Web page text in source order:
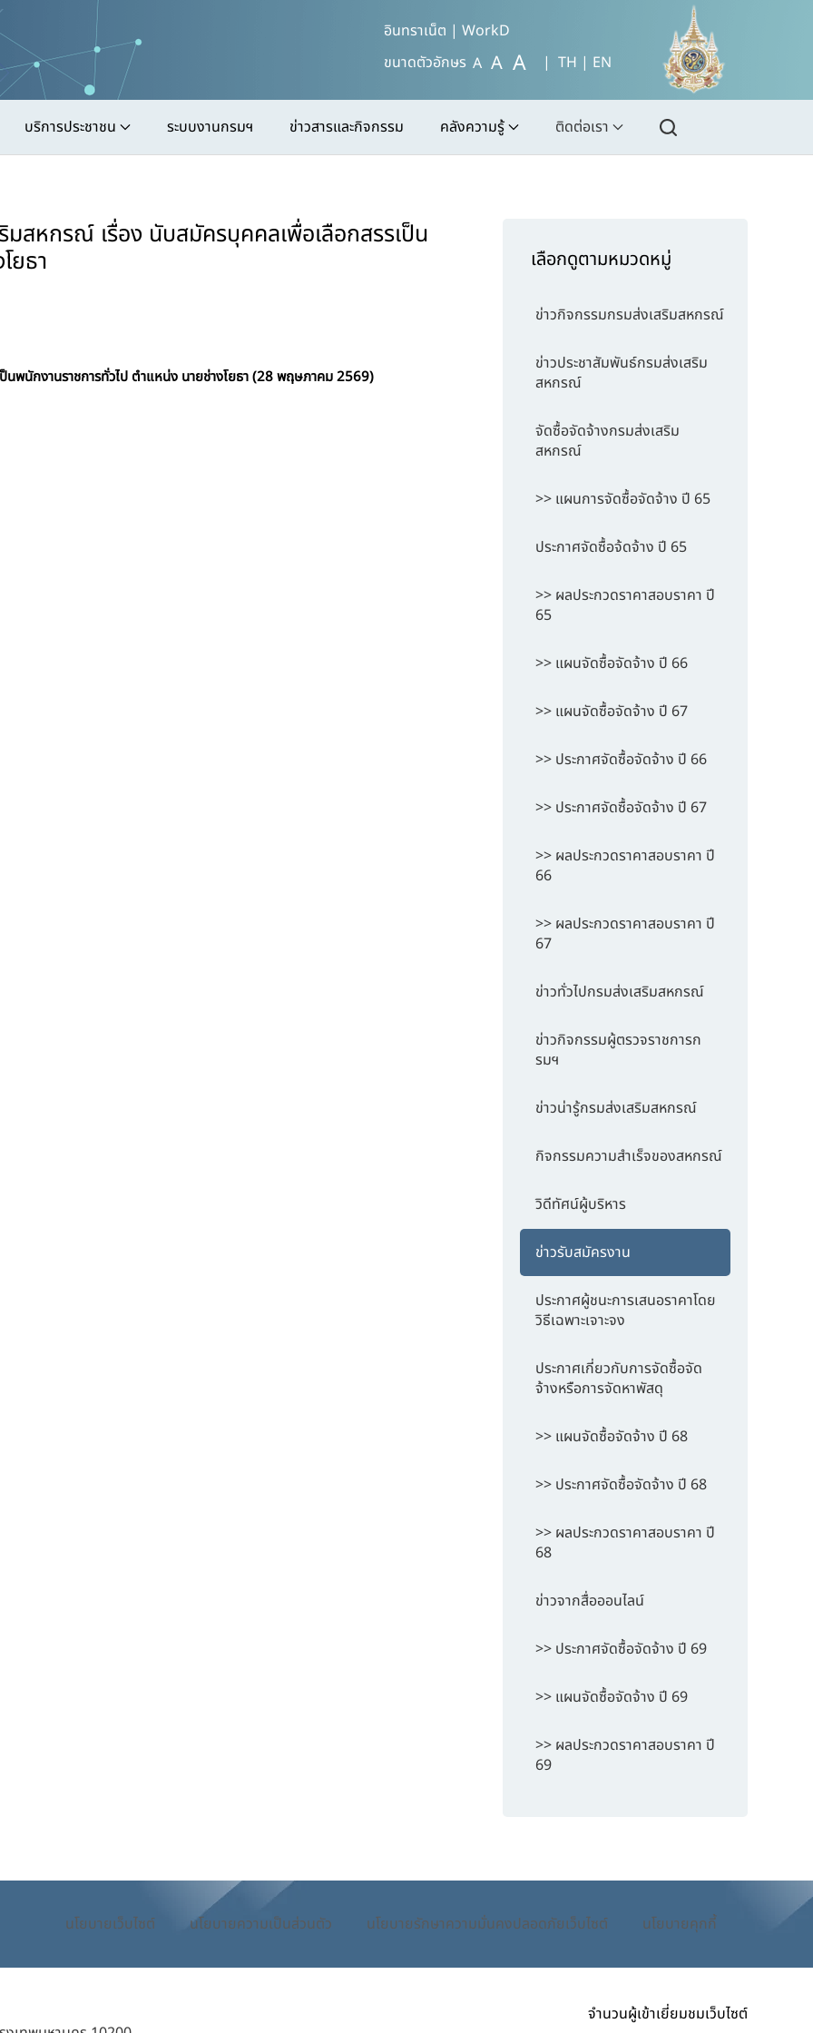
อินทราเน็ต | WorkD
ขนาดตัวอักษร A A A | TH | EN
บริการประชาชน ระบบงานกรมฯ ข่าวสารและกิจกรรม คลังความรู้ ติดต่อเรา
สหกรณ์ เรื่อง นับสมัครบุคคลเพื่อเลือกสรรเป็น
ยธา
พนักงานราชการทั่วไป ตำแหน่ง นายช่างโยธา (28 พฤษภาคม 2569)
เลือกดูตามหมวดหมู่
ข่าวกิจกรรมกรมส่งเสริมสหกรณ์
ข่าวประชาสัมพันธ์กรมส่งเสริม
สหกรณ์
จัดซื้อจัดจ้างกรมส่งเสริม
สหกรณ์
>> แผนการจัดซื้อจัดจ้าง ปี 65
ประกาศจัดซื้อจ้ดจ้าง ปี 65
>> ผลประกวดราคาสอบราคา ปี
65
>> แผนจัดซื้อจัดจ้าง ปี 66
>> แผนจัดซื้อจัดจ้าง ปี 67
>> ประกาศจัดซื้อจัดจ้าง ปี 66
>> ประกาศจัดซื้อจัดจ้าง ปี 67
>> ผลประกวดราคาสอบราคา ปี
66
>> ผลประกวดราคาสอบราคา ปี
67
ข่าวทั่วไปกรมส่งเสริมสหกรณ์
ข่าวกิจกรรมผู้ตรวจราชการก
รมฯ
ข่าวน่ารู้กรมส่งเสริมสหกรณ์
กิจกรรมความสำเร็จของสหกรณ์
วิดีทัศน์ผู้บริหาร
ข่าวรับสมัครงาน
ประกาศผู้ชนะการเสนอราคาโดย
วิธีเฉพาะเจาะจง
ประกาศเกี่ยวกับการจัดซื้อจัด
จ้างหรือการจัดหาพัสดุ
>> แผนจัดซื้อจัดจ้าง ปี 68
>> ประกาศจัดซื้อจัดจ้าง ปี 68
>> ผลประกวดราคาสอบราคา ปี
68
ข่าวจากสื่อออนไลน์
>> ประกาศจัดซื้อจัดจ้าง ปี 69
>> แผนจัดซื้อจัดจ้าง ปี 69
>> ผลประกวดราคาสอบราคา ปี
69
นโยบายเว็บไซต์ นโยบายความเป็นส่วนตัว นโยบายรักษาความมั่นคงปลอดภัยเว็บไซต์ นโยบายคุกกี้
จำนวนผู้เข้าเยี่ยมชมเว็บไซต์